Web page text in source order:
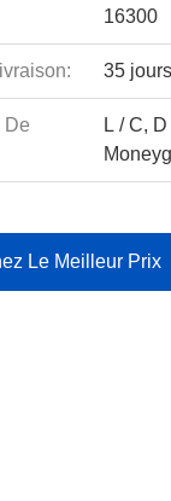
16300
35 jours
De
L / C,
Le Meilleur Prix